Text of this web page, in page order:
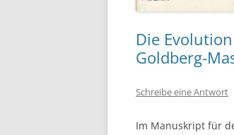
Die
Goldberg-
Schreibe eine Antwort
Im Manuskript für